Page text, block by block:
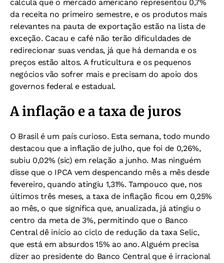
calcula que o mercado americano representou 0,7%
da receita no primeiro semestre, e os produtos mais
relevantes na pauta de exportação estão na lista de
exceção. Cacau e café não terão dificuldades de
redirecionar suas vendas, já que há demanda e os
preços estão altos. A fruticultura e os pequenos
negócios vão sofrer mais e precisam do apoio dos
governos federal e estadual.
A inflação e a taxa de juros
O Brasil é um país curioso. Esta semana, todo mundo
destacou que a inflação de julho, que foi de 0,26%,
subiu 0,02% (sic) em relação a junho. Mas ninguém
disse que o IPCA vem despencando mês a mês desde
fevereiro, quando atingiu 1,31%. Tampouco que, nos
últimos três meses, a taxa de inflação ficou em 0,25%
ao mês, o que significa que, anualizada, já atingiu o
centro da meta de 3%, permitindo que o Banco
Central dê início ao ciclo de redução da taxa Selic,
que está em absurdos 15% ao ano. Alguém precisa
dizer ao presidente do Banco Central que é irracional